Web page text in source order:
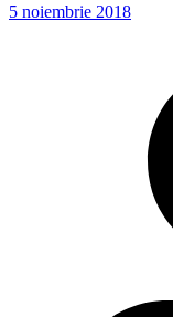
5 noiembrie 2018